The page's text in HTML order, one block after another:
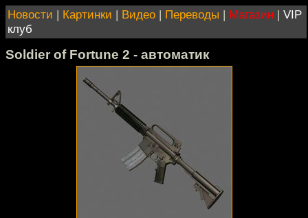
Новости | Картинки | Видео | Переводы | Магазин | VIP
клуб
Soldier of Fortune 2 - автоматик